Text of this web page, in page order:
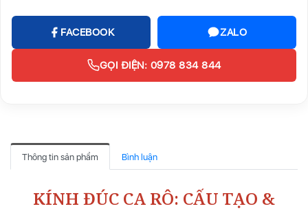
FACEBOOK ZALO
GỌI ĐIỆN: 0978 834 844
Thông tin sản phẩm Bình luận
KÍNH ĐÚC CA RÔ: CẤU TẠO &